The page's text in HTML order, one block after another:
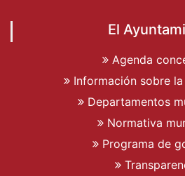
El
Agenda
Información sobre
Departamentos
Normativa
Programa de